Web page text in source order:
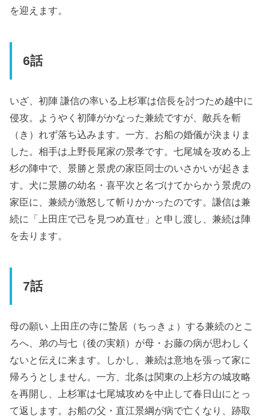
を迎えます。
6話
いざ、初陣 謙信の率いる上杉軍は信長を討つため越中に
侵攻。ようやく初陣がかなった兼続ですが、敵兵を斬
（き）れず落ち込みます。一方、お船の婚儀が決まりま
した。相手は上野長尾家の景孝です。七尾城を攻める上
杉の陣中で、景勝と景虎の家臣同士のいさかいが起きま
す。犬に景勝の幼名・喜平次と名づけてからかう景虎の
家臣に、兼続が激怒して斬りかかったのです。謙信は兼
続に「上田庄で己を見つめ直せ」と申し渡し、兼続は陣
を去ります。
7話
母の願い 上田庄の寺に蟄居（ちっきょ）する兼続のとこ
ろへ、弟の与七（後の実頼）が母・お藤の病が思わしく
ないと伝えに来ます。しかし、兼続は意地を張って家に
帰ろうとしません。一方、北条は関東の上杉方の城攻略
を再開し、上杉軍は七尾城攻めを中止して春日山にとっ
て返します。お船の父・直江景綱が病で亡くなり、跡取